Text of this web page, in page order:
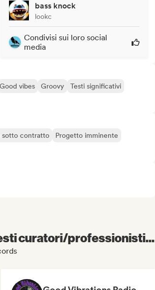
bass knock
lookc
Condivisi sui loro social
media
Good vibes Groovy
Testi significativi
sotto contratto
Progetto imminente
curatori/professionisti...